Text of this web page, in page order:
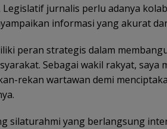
Legislatif jurnalis perlu adanya
informasi yang akurat
peran strategis dalam
Sebagai wakil rakyat,
rekan wartawan demi
silaturahmi yang berlangsung